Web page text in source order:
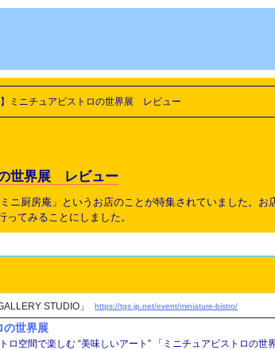
】ミニチュアビストロの世界展 レビュー
の世界展 レビュー
ニ厨房庵」というお店のことが特集されていました。
てみることにしました。
STUDIO」 https://tgs.jp.net/event/miniature-bistro/
の世界展
ロ空間で楽しむ “美味しいアート” 「ミニチュアビストロの世